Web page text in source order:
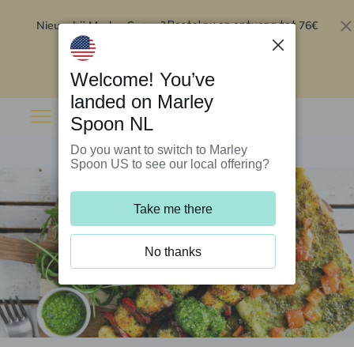
Nieuw bij Marley Spoon?Bestel nu en ontvang tot 76€
Welcome! You’ve
landed on Marley
Spoon NL
Do you want to switch to Marley
Spoon US to see our local offering?
Take me there
No thanks